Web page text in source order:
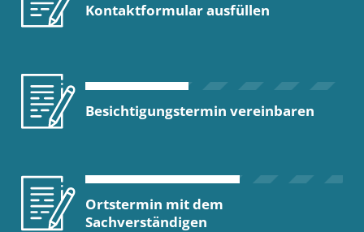
Kontaktformular ausfüllen
Besichtigungstermin vereinbaren
Ortstermin mit dem
Sachverständigen